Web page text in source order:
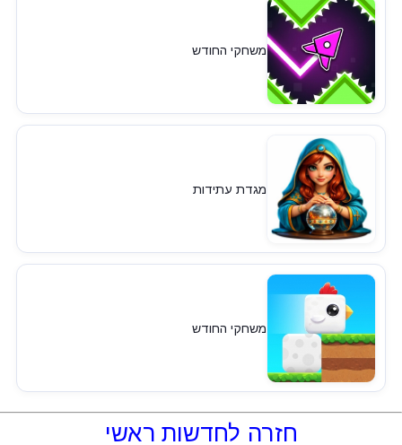
משחקי החודש
מגדת עתידות
משחקי החודש
חזרה לחדשות ראשי